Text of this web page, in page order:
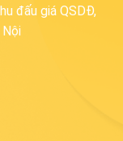
đấu giá QSDĐ,